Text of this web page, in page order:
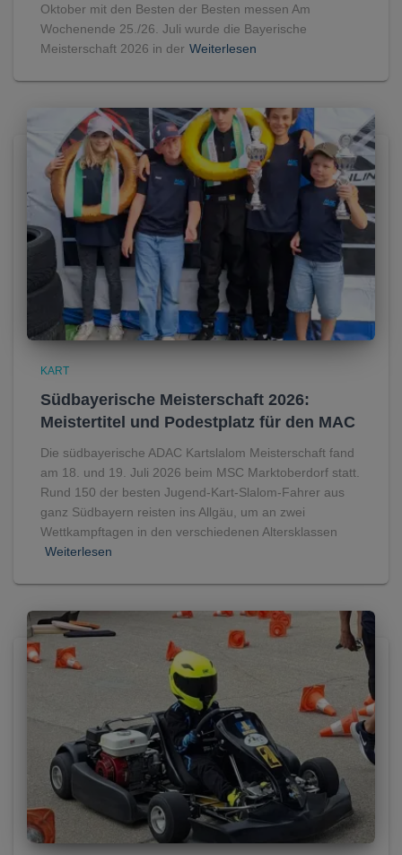
Oktober mit den Besten der Besten messen Am
Wochenende 25./26. Juli wurde die Bayerische
Meisterschaft 2026 in der Weiterlesen
KART
Südbayerische Meisterschaft 2026:
Meistertitel und Podestplatz für den MAC
Die südbayerische ADAC Kartslalom Meisterschaft fand
am 18. und 19. Juli 2026 beim MSC Marktoberdorf statt.
Rund 150 der besten Jugend-Kart-Slalom-Fahrer aus
ganz Südbayern reisten ins Allgäu, um an zwei
Wettkampftagen in den verschiedenen Altersklassen
Weiterlesen